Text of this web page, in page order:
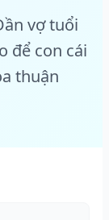
vợ tuổi
để con cái
thuận